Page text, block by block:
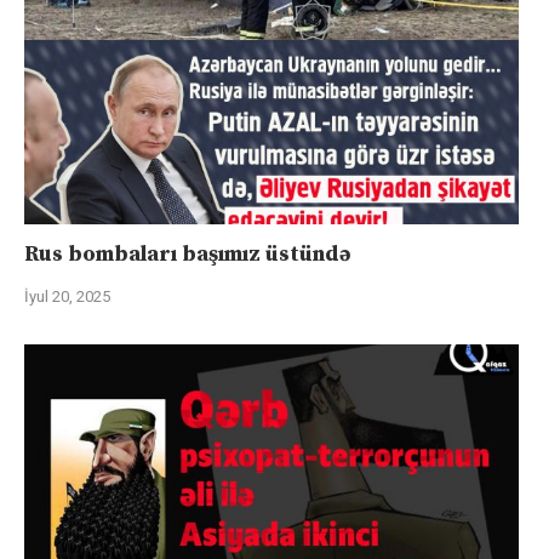
Rus bombaları başımız üstündə
İyul 20, 2025